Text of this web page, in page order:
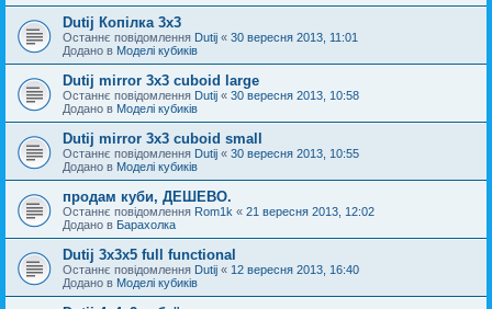
Dutij Копілка 3х3
Останнє повідомлення Dutij « 30 вересня 2013, 11:01
Додано в Моделі кубиків
Dutij mirror 3x3 cuboid large
Останнє повідомлення Dutij « 30 вересня 2013, 10:58
Додано в Моделі кубиків
Dutij mirror 3х3 cuboid small
Останнє повідомлення Dutij « 30 вересня 2013, 10:55
Додано в Моделі кубиків
продам куби, ДЕШЕВО.
Останнє повідомлення Rom1k « 21 вересня 2013, 12:02
Додано в Барахолка
Dutij 3х3х5 full functional
Останнє повідомлення Dutij « 12 вересня 2013, 16:40
Додано в Моделі кубиків